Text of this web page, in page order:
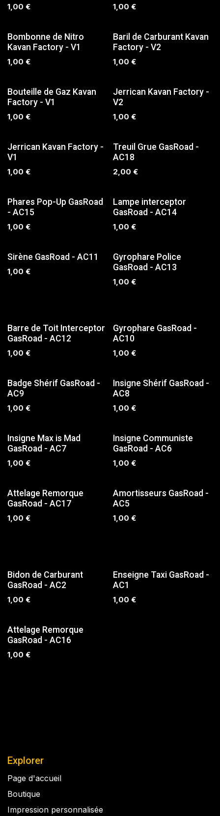
1,00 € 1,00 €
SUR COMMANDE
Bombonne de Nitro
Kavan Factory - V1
1,00 € SUR COMMANDE
Baril de Carburant Kavan
Factory - V2
1,00 €
SUR COMMANDE
Bouteille de Gaz Kavan
Factory - V1
1,00 € SUR COMMANDE
Jerrican Kavan Factory -
V2
1,00 €
SUR COMMANDE
Jerrican Kavan Factory -
V1
1,00 € SUR COMMANDE
Treuil Grue GasRoad -
AC18
2,00 €
SUR COMMANDE
Phares Pop-Up GasRoad
- AC15
1,00 € SUR COMMANDE
Lampe interceptor
GasRoad - AC14
1,00 €
Sirène GasRoad - AC11
1,00 € SUR COMMANDE
Gyrophare Police
GasRoad - AC13
1,00 €
SUR COMMANDE
Barre de Toit Interceptor
GasRoad - AC12
1,00 € SUR COMMANDE
Gyrophare GasRoad -
AC10
1,00 €
SUR COMMANDE
Badge Shérif GasRoad -
AC9
1,00 € SUR COMMANDE
Insigne Shérif GasRoad -
AC8
1,00 €
SUR COMMANDE
Insigne Max is Mad
GasRoad - AC7
1,00 € SUR COMMANDE
Insigne Communiste
GasRoad - AC6
1,00 €
Attelage Remorque
GasRoad - AC17
1,00 €
Amortisseurs GasRoad -
AC5
1,00 €
SUR COMMANDE
Bidon de Carburant
GasRoad - AC2
1,00 € SUR COMMANDE
Enseigne Taxi GasRoad -
AC1
1,00 €
Attelage Remorque
GasRoad - AC16
1,00 €
Explorer
Page d'accueil
Boutique
Impression personnalisée